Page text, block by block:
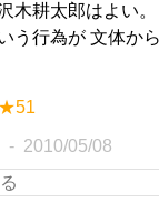
木耕太郎はよい
う行為が 文体か
★51
2010/05/08